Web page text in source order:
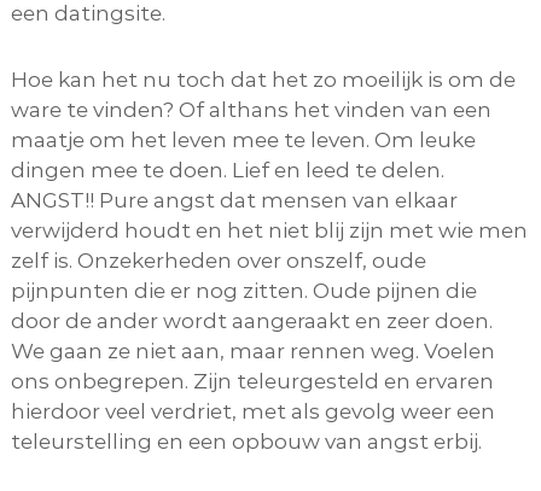
een datingsite.
Hoe kan het nu toch dat het zo moeilijk is om de
ware te vinden? Of althans het vinden van een
maatje om het leven mee te leven. Om leuke
dingen mee te doen. Lief en leed te delen.
ANGST!! Pure angst dat mensen van elkaar
verwijderd houdt en het niet blij zijn met wie men
zelf is. Onzekerheden over onszelf, oude
pijnpunten die er nog zitten. Oude pijnen die
door de ander wordt aangeraakt en zeer doen.
We gaan ze niet aan, maar rennen weg. Voelen
ons onbegrepen. Zijn teleurgesteld en ervaren
hierdoor veel verdriet, met als gevolg weer een
teleurstelling en een opbouw van angst erbij.